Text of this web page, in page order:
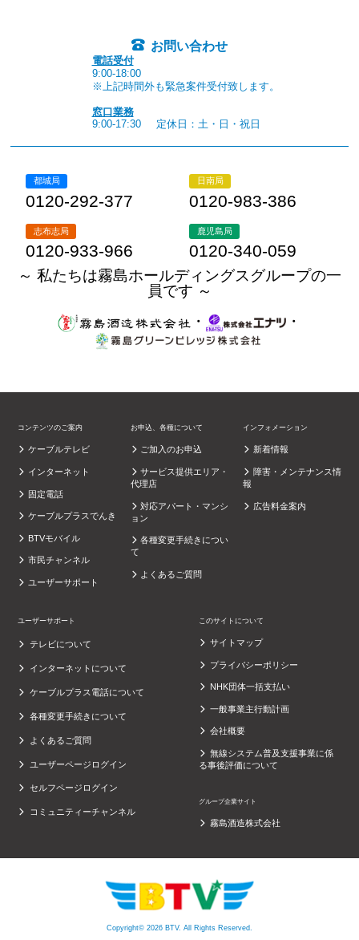
お問い合わせ
電話受付
9:00-18:00
※上記時間外も緊急案件受付致します。
窓口業務
9:00-17:30
定休日：土・日・祝日
都城局
0120-292-377
日南局
0120-983-386
志布志局
0120-933-966
鹿児島局
0120-340-059
～ 私たちは霧島ホールディングスグループの一
員です ～
・
・
コンテンツのご案内
ケーブルテレビ
インターネット
固定電話
ケーブルプラスでんき
BTVモバイル
市民チャンネル
ユーザーサポート
お申込、各種について
ご加入のお申込
サービス提供エリア・
代理店
対応アパート・マンシ
ョン
各種変更手続きについ
て
よくあるご質問
インフォメーション
新着情報
障害・メンテナンス情
報
広告料金案内
ユーザーサポート
テレビについて
インターネットについて
ケーブルプラス電話について
各種変更手続きについて
よくあるご質問
ユーザーページログイン
セルフページログイン
コミュニティーチャンネル
このサイトについて
サイトマップ
プライバシーポリシー
NHK団体一括支払い
一般事業主行動計画
会社概要
無線システム普及支援事業に係
る事後評価について
グループ企業サイト
霧島酒造株式会社
Copyright© 2026 BTV. All Rights Reserved.